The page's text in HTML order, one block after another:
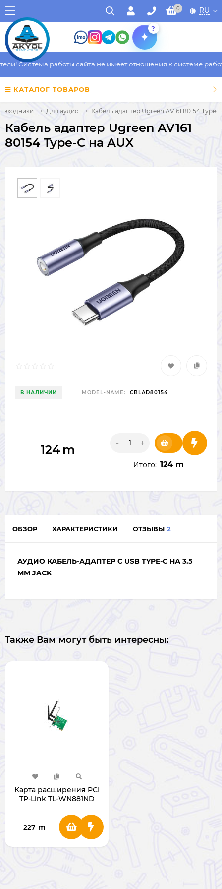
0 RU
?
Система работы сайта не имеет отношения к системе
КАТАЛОГ ТОВАРОВ
Для аудио Кабель адаптер Ugreen AV161 80154 Type-
Кабель адаптер Ugreen AV161
80154 Type-C на AUX
В НАЛИЧИИ MODEL-NAME: CBLAD80154
124 m - +
Итого: 124 m
ОБЗОР ХАРАКТЕРИСТИКИ ОТЗЫВЫ 2
АУДИО КАБЕЛЬ-АДАПТЕР С USB TYPE-C НА 3.5
ММ JACK
Также Вам могут быть интересны:
Карта расширения PCI
TP-Link TL-WN881ND
227 m